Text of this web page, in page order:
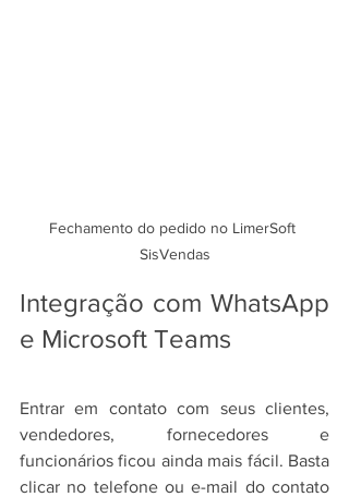
Fechamento do pedido no LimerSoft
SisVendas
Integração com WhatsApp
e Microsoft Teams
Entrar em contato com seus clientes,
vendedores, fornecedores e
funcionários ficou ainda mais fácil. Basta
clicar no telefone ou e-mail do contato